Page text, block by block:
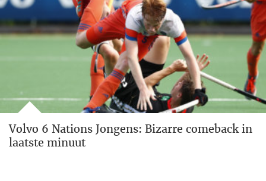
Volvo 6 Nations Jongens: Bizarre comeback in
laatste minuut